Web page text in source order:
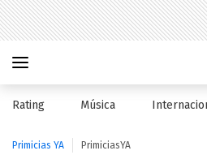
Rating Música
Primicias YA PrimiciasYA